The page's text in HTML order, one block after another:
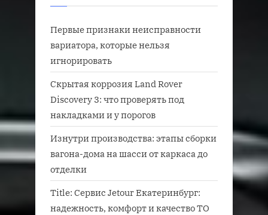
Первые признаки неисправности
вариатора, которые нельзя
игнорировать
Скрытая коррозия Land Rover
Discovery 3: что проверять под
накладками и у порогов
Изнутри производства: этапы сборки
вагона-дома на шасси от каркаса до
отделки
Title: Сервис Jetour Екатеринбург:
надежность, комфорт и качество ТО